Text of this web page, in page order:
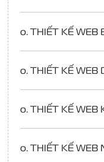
o. THIẾT KẾ WEB
o. THIẾT KẾ WEB
o. THIẾT KẾ WEB
o. THIẾT KẾ WEB